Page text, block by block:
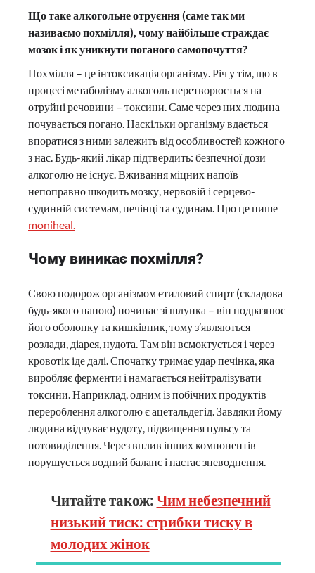
Що таке алкогольне отруєння (саме так ми
називаємо похмілля), чому найбільше страждає
мозок і як уникнути поганого самопочуття?
Похмілля – це інтоксикація організму. Річ у тім, що в
процесі метаболізму алкоголь перетворюється на
отруйні речовини – токсини. Саме через них людина
почувається погано. Наскільки організму вдається
впоратися з ними залежить від особливостей кожного
з нас. Будь-який лікар підтвердить: безпечної дози
алкоголю не існує. Вживання міцних напоїв
непоправно шкодить мозку, нервовій і серцево-
судинній системам, печінці та судинам. Про це пише
moniheal.
Чому виникає похмілля?
Свою подорож організмом етиловий спирт (складова
будь-якого напою) починає зі шлунка – він подразнює
його оболонку та кишківник, тому з’являються
розлади, діарея, нудота. Там він всмоктується і через
кровотік іде далі. Спочатку тримає удар печінка, яка
виробляє ферменти і намагається нейтралізувати
токсини. Наприклад, одним із побічних продуктів
перероблення алкоголю є ацетальдегід. Завдяки йому
людина відчуває нудоту, підвищення пульсу та
потовиділення. Через вплив інших компонентів
порушується водний баланс і настає зневоднення.
Читайте також: Чим небезпечний
низький тиск: стрибки тиску в
молодих жінок